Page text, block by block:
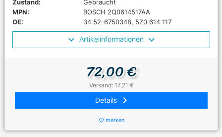
Zustand:
Gebraucht
MPN:
BOSCH 2Q0614517AA
OE:
34.52-6750348, 5Z0 614 117
Artikelinformationen
72,00 €
Versand: 17,21 €
Details keyboard_arrow_right
favorite_border merken